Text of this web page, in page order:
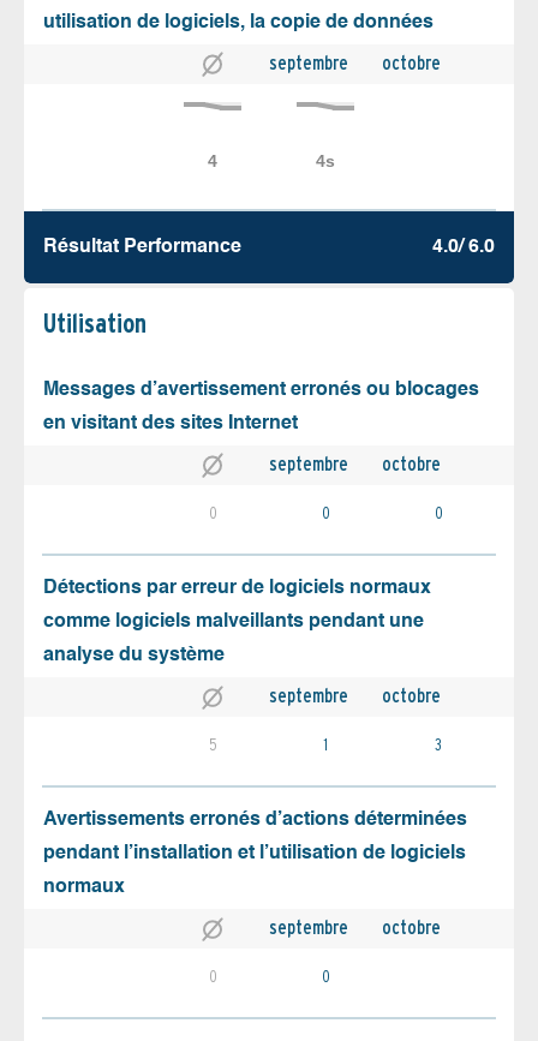
utilisation de logiciels, la copie de données
septembre octobre
Résultat Performance 4.0/ 6.0
Utilisation
Messages d’avertissement erronés ou blocages
en visitant des sites Internet
septembre octobre
0 0 0
Détections par erreur de logiciels normaux
comme logiciels malveillants pendant une
analyse du système
septembre octobre
5 1 3
Avertissements erronés d’actions déterminées
pendant l’installation et l’utilisation de logiciels
normaux
septembre octobre
0 0